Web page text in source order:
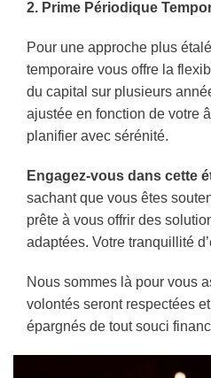
2. Prime Périodique
Pour une approche plus
temporaire vous offre la
du capital sur plusieurs
ajustée en fonction de votre
planifier avec sérénité.
Engagez-vous dans cette
sachant que vous êtes
prête à vous offrir des
adaptées. Votre tranquillité
Nous sommes là pour vous
volontés seront respectées
épargnés de tout souci